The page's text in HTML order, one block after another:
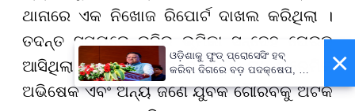
ଥାନାରେ ଏକ ନିଖୋଜ ରିପୋର୍ଟ ଦାଖଲ କରିଥିଲା ।
ତଦନ୍ତ ସମୟରେ ରୁବିର ଭୂମିକା ସନ୍ଦେହ ଘେରକୁ
ଆସିଥିଲା । ତଦନ୍ତ ପରେ ରୁବି ତା’ ପ୍ରେମିକ
ଅଭିଷେକ ଏବଂ ଅନ୍ୟ ଜଣେ ଯୁବକ ଗୌରବକୁ ଅଟକ
×
ଓଡ଼ିଶାକୁ ଫୁଡ୍ ପ୍ରୋସେସିଂ ହବ୍
କରିବା ଦିଗରେ ବଡ଼ ପଦକ୍ଷେପ, ୪୨
ହଜାରରୁ ଅଧିକ ନିଯୁକ୍ତି ସୁଯୋଗ